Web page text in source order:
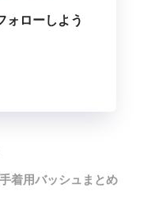
ォローしよう
着用バッシュまとめ